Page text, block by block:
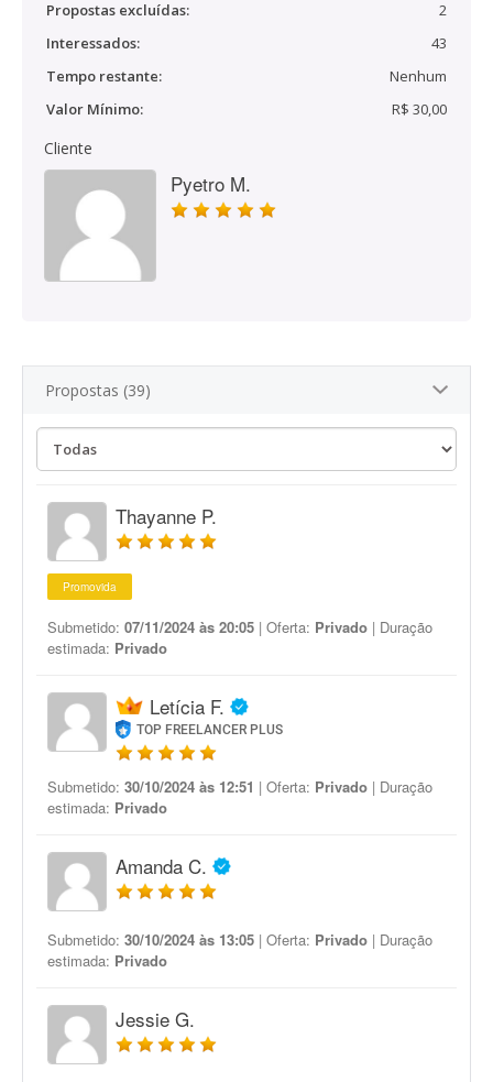
Propostas excluídas:
2
Interessados:
43
Tempo restante:
Nenhum
Valor Mínimo:
R$ 30,00
Cliente
Pyetro M.
Propostas (39)
Thayanne P.
Promovida
Submetido: 07/11/2024 às 20:05 | Oferta: Privado | Duração
estimada: Privado
Letícia F.
TOP FREELANCER PLUS
Submetido: 30/10/2024 às 12:51 | Oferta: Privado | Duração
estimada: Privado
Amanda C.
Submetido: 30/10/2024 às 13:05 | Oferta: Privado | Duração
estimada: Privado
Jessie G.